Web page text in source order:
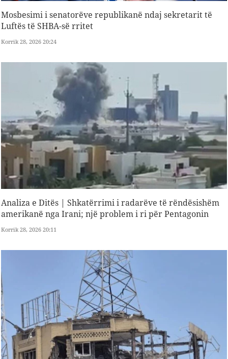
Mosbesimi i senatorëve republikanë ndaj sekretarit të
Luftës të SHBA-së rritet
Korrik 28, 2026 20:24
Analiza e Ditës | Shkatërrimi i radarëve të rëndësishëm
amerikanë nga Irani; një problem i ri për Pentagonin
Korrik 28, 2026 20:11